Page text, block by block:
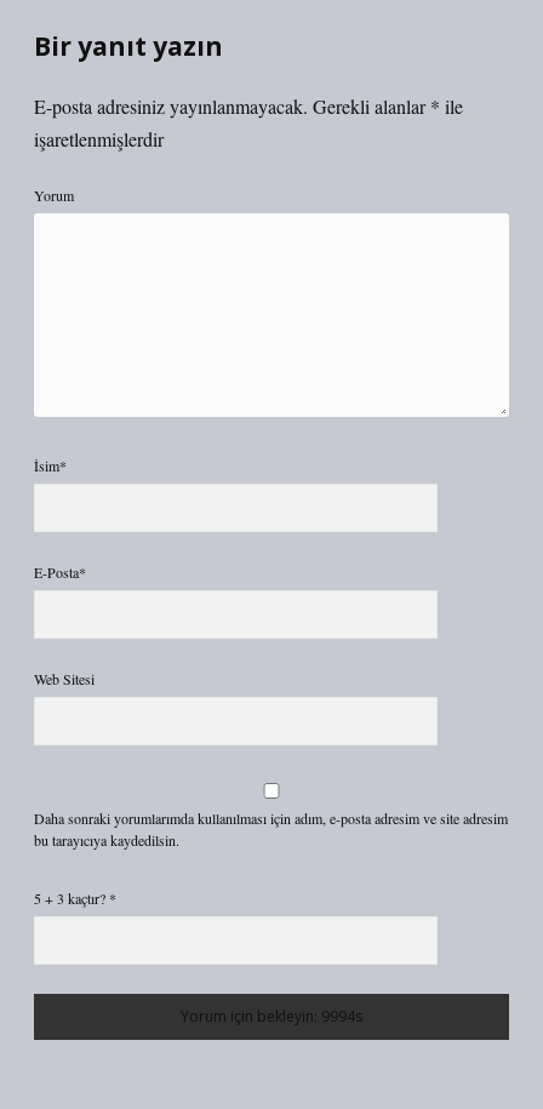
Bir yanıt yazın
E-posta adresiniz yayınlanmayacak. Gerekli alanlar* ile
işaretlenmişlerdir
Yorum
İsim*
E-Posta*
Web Sitesi
Daha sonraki yorumlarımda kullanılması için adım, e-posta adresim ve site adresim
bu tarayıcıya kaydedilsin.
5 + 3 kaçtır? *